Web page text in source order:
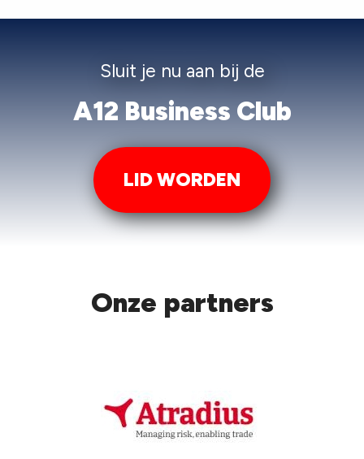
Sluit je nu aan bij de
A12 Business Club
LID WORDEN
Onze partners